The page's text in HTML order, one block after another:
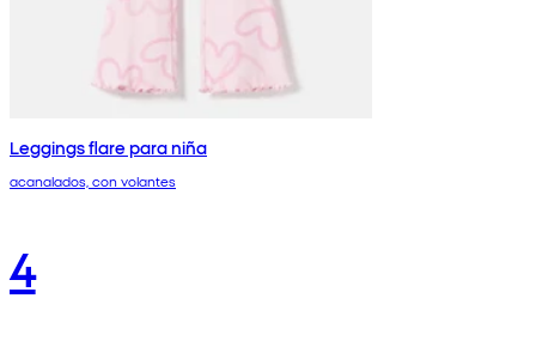
Leggings flare para niña
acanalados, con volantes
4